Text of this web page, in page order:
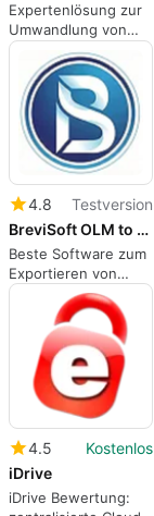
Expertenlösung zur
Umwandlung von
ICS-Dateien in 10
verschiedene
Formate im Batch-
Modus
4.8
Testversion
BreviSoft OLM to PST Converter Tool
Beste Software zum
Exportieren von
Outlook für Mac
OLM in Windows
Outlook PST-Datei
4.5
Kostenlos
iDrive
iDrive Bewertung: